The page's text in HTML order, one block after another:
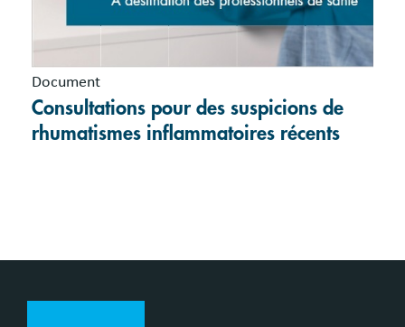
Document
Consultations pour des suspicions de
rhumatismes inflammatoires récents